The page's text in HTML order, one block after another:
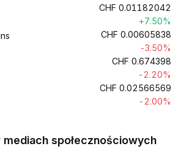
CHF 0.01182042
+7.50%
CHF 0.00605838
-3.50%
CHF 0.674398
-2.20%
CHF 0.02566569
-2.00%
mediach społecznościowych